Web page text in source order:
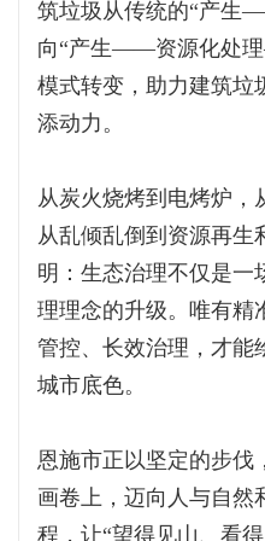
筑垃圾从传统的“产
向“产生——资源化处
模式转变，助力建筑垃
添动力。
从炭火烧烤到电烤炉，
从乱倾乱倒到资源再生
明：生态治理不仅是一
理理念的升级。唯有精
管控、长效治理，才能
城市底色。
恩施市正以坚定的步伐
画卷上，迈向人与自然
程，让“望得见山、看